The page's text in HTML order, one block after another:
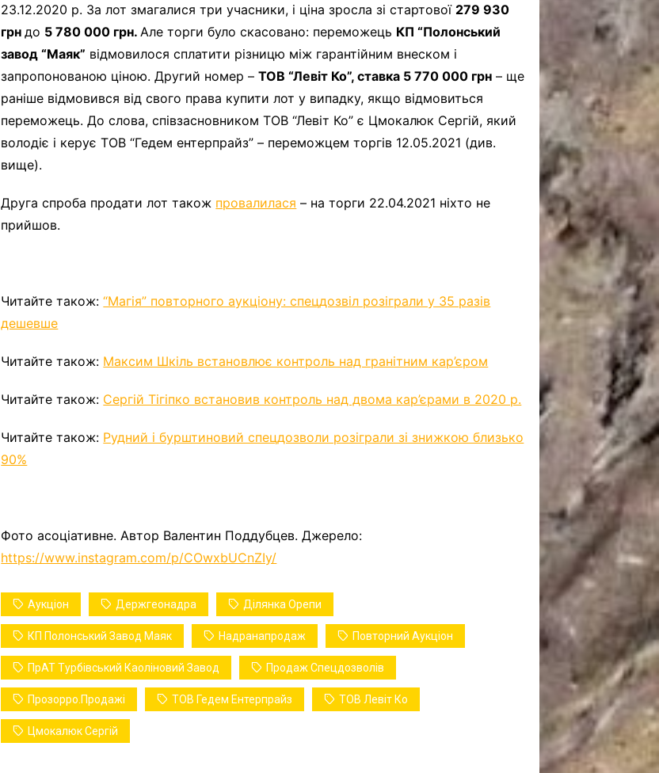
23.12.2020 р. За лот змагалися три учасники, і ціна зросла зі стартової 279 930
грндо 5 780 000 грн. Але торги було скасовано: переможець КП “Полонський
завод “Маяк” відмовилося сплатити різницю між гарантійним внеском і
запропонованою ціною. Другий номер –ТОВ “Левіт Ко”, ставка 5 770 000 грн – ще
раніше відмовився від свого права купити лот у випадку, якщо відмовиться
переможець. До слова, співзасновником ТОВ “Левіт Ко” є Цмокалюк Сергій, який
володіє і керує ТОВ “Гедем ентерпрайз” – переможцем торгів 12.05.2021 (див.
вище).
Друга спроба продати лот також провалилася – на торги 22.04.2021 ніхто не
прийшов.
Читайте також:“Магія” повторного аукціону: спецдозвіл розіграли у 35 разів
дешевше
Читайте також: Максим Шкіль встановлює контроль над гранітним кар’єром
Читайте також: Сергій Тігіпко встановив контроль над двома кар’єрами в 2020 р.
Читайте також: Рудний і бурштиновий спецдозволи розіграли зі знижкою близько
90%
Фото асоціативне. Автор Валентин Поддубцев. Джерело:
https://www.instagram.com/p/COwxbUCnZIy/
Аукціон Держгеонадра Ділянка Орепи
КП Полонський Завод Маяк Надранапродаж Повторний Аукціон
ПрАТ Турбівський Каоліновий Завод Продаж Спецдозволів
Прозорро.Продажі ТОВ Гедем Ентерпрайз ТОВ Левіт Ко
Цмокалюк Сергій